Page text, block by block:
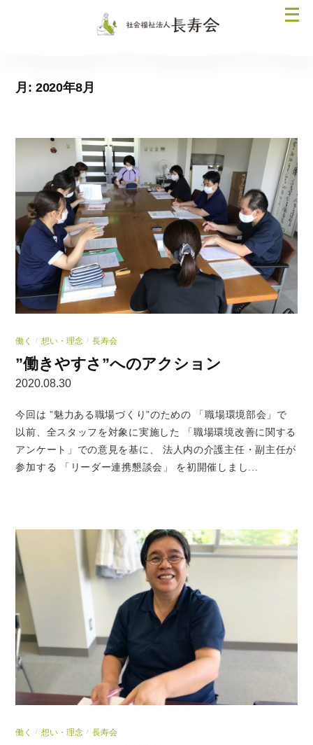
メ
月: 2020年8月
働く / 想い・理念 / 長寿会
”働きやすさ”へのアクション
2020.08.30
今回は ”魅力ある職場づくり”のための 「職場環境部会」で
以前、全スタッフを対象に実施した 「職場環境改善に関する
アンケート」での意見を基に、 法人内の介護主任・副主任が
参加する 「リーダー連携懇談会」 を初開催しまし...
働く / 想い・理念 / 長寿会